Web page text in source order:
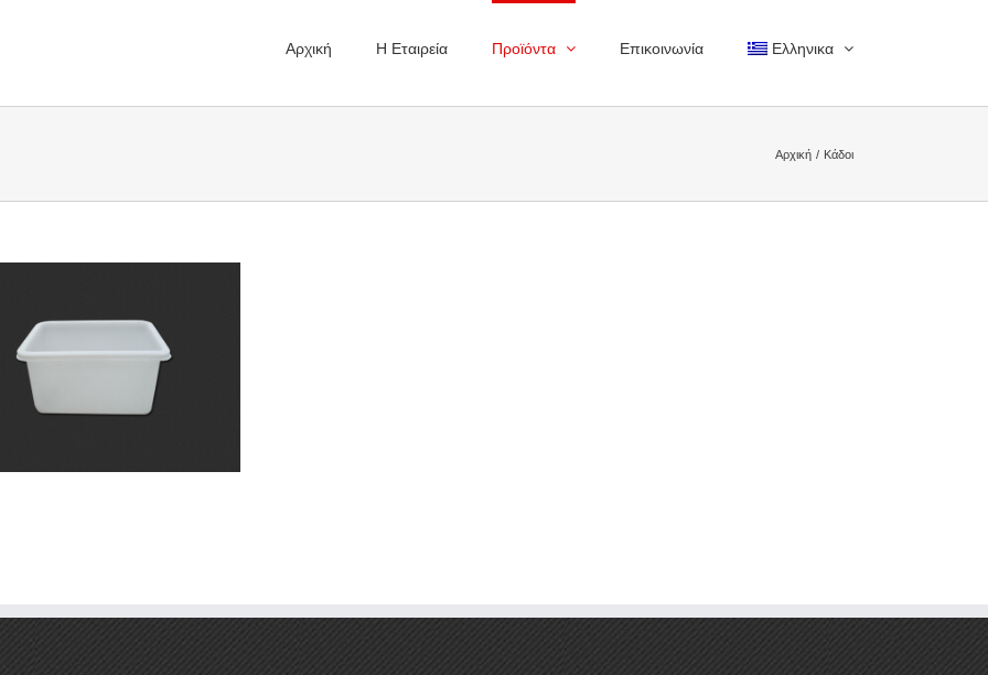
Αρχική Η Εταιρεία Προϊόντα Επικοινωνία Ελληνικα
Αρχική Κάδοι